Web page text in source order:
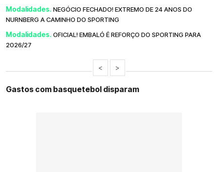
Modalidades. NEGÓCIO FECHADO! EXTREMO DE 24 ANOS DO
NURNBERG A CAMINHO DO SPORTING
Modalidades. OFICIAL! EMBALÓ É REFORÇO DO SPORTING PARA
2026/27
< >
Gastos com basquetebol disparam